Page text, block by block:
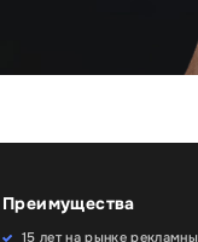
Преимущества
15 лет на рынке